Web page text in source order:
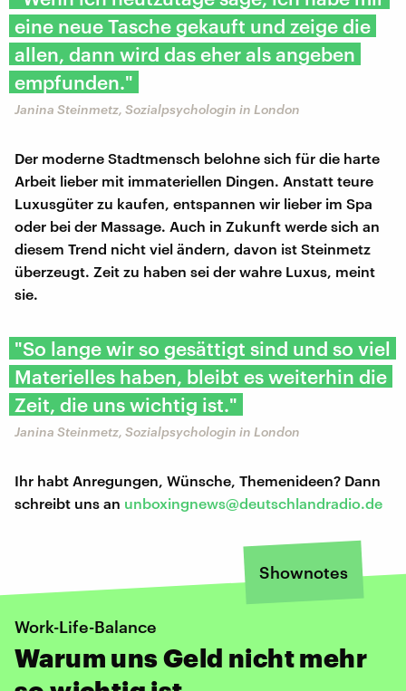
eine neue Tasche gekauft und zeige die
allen, dann wird das eher als angeben
empfunden."
Janina Steinmetz, Sozialpsychologin in London
Der moderne Stadtmensch belohne sich für die harte
Arbeit lieber mit immateriellen Dingen. Anstatt teure
Luxusgüter zu kaufen, entspannen wir lieber im Spa
oder bei der Massage. Auch in Zukunft werde sich an
diesem Trend nicht viel ändern, davon ist Steinmetz
überzeugt. Zeit zu haben sei der wahre Luxus, meint
sie.
"So lange wir so gesättigt sind und so viel
Materielles haben, bleibt es weiterhin die
Zeit, die uns wichtig ist."
Janina Steinmetz, Sozialpsychologin in London
Ihr habt Anregungen, Wünsche, Themenideen? Dann
schreibt uns an unboxingnews@deutschlandradio.de
Shownotes
Work-Life-Balance
Warum uns Geld nicht mehr